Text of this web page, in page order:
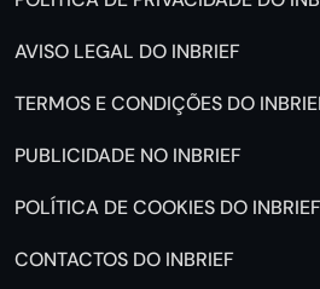
AVISO LEGAL DO INBRIEF
TERMOS E CONDIÇÕES DO
PUBLICIDADE NO INBRIEF
POLÍTICA DE COOKIES DO INBRIEF
CONTACTOS DO INBRIEF